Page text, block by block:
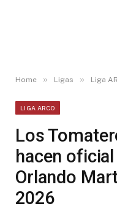
Home » Ligas » Liga
LIGA ARCO
Los
hacen
Orlando
2026